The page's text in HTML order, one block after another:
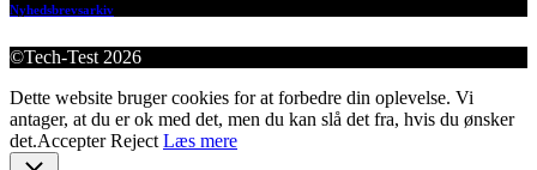
Nyhedsbrevsarkiv
©Tech-Test 2026
Dette website bruger cookies for at forbedre din oplevelse. Vi
antager, at du er ok med det, men du kan slå det fra, hvis du ønsker
det.Accepter Reject Læs mere